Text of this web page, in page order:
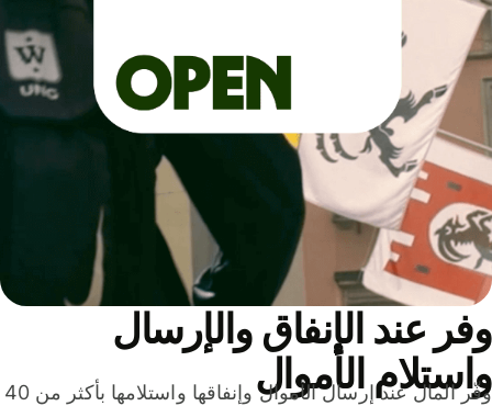
عند الإنفاق والإرسال
الأموال
وفّر المال عند إرسال الأموال وإنفاقها واستلامها بأكثر من 40